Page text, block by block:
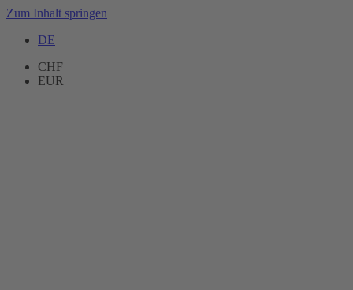
Zum Inhalt springen
DE
CHF
EUR